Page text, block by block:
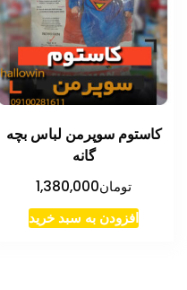
کاستوم سوپرمن لباس بچه
گانه
تومان1,380,000
افزودن به سبد خرید